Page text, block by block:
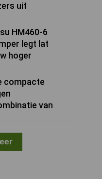
uit
HM460-6
legt lat
hoger
compacte
van